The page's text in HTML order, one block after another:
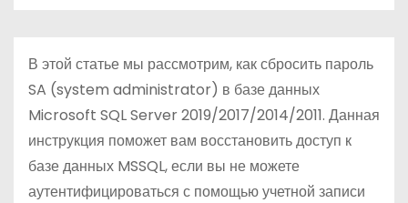
В этой статье мы рассмотрим, как сбросить пароль
SA (system administrator) в базе данных
Microsoft SQL Server 2019/2017/2014/2011. Данная
инструкция поможет вам восстановить доступ к
базе данных MSSQL, если вы не можете
аутентифицироваться с помощью учетной записи